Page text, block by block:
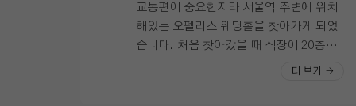
교통편이 중요한지라 서울역 주변에 위치
해있는 오펠리스 웨딩홀을 찾아가게 되었
습니다. 처음 찾아갔을 때 식장이 20층이
라고 해서 올라오는데 힘들면 어떡하나 라
더 보기